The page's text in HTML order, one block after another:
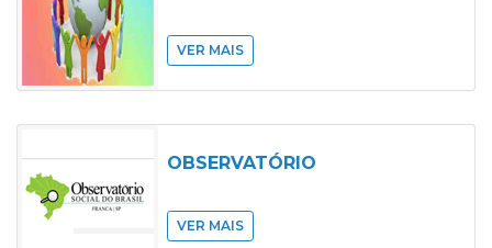
VER MAIS
OBSERVATÓRIO
VER MAIS